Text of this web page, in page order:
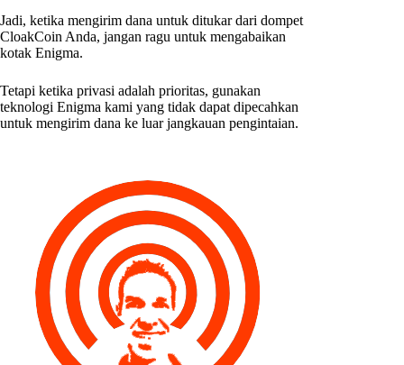
Jadi, ketika mengirim dana untuk ditukar dari dompet
CloakCoin Anda, jangan ragu untuk mengabaikan
kotak Enigma.
Tetapi ketika privasi adalah prioritas, gunakan
teknologi Enigma kami yang tidak dapat dipecahkan
untuk mengirim dana ke luar jangkauan pengintaian.